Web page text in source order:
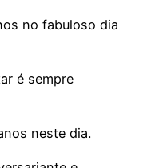
no fabuloso dia
é sempre
neste dia.